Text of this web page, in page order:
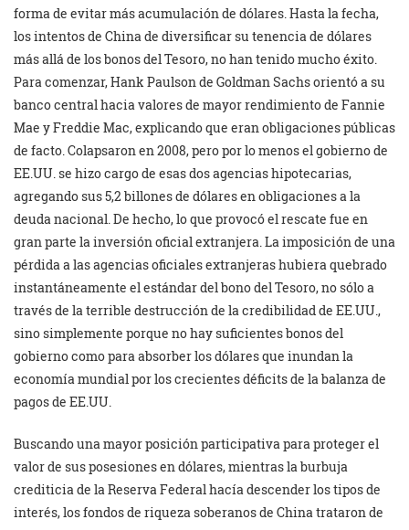
forma de evitar más acumulación de dólares. Hasta la fecha,
los intentos de China de diversificar su tenencia de dólares
más allá de los bonos del Tesoro, no han tenido mucho éxito.
Para comenzar, Hank Paulson de Goldman Sachs orientó a su
banco central hacia valores de mayor rendimiento de Fannie
Mae y Freddie Mac, explicando que eran obligaciones públicas
de facto. Colapsaron en 2008, pero por lo menos el gobierno de
EE.UU. se hizo cargo de esas dos agencias hipotecarias,
agregando sus 5,2 billones de dólares en obligaciones a la
deuda nacional. De hecho, lo que provocó el rescate fue en
gran parte la inversión oficial extranjera. La imposición de una
pérdida a las agencias oficiales extranjeras hubiera quebrado
instantáneamente el estándar del bono del Tesoro, no sólo a
través de la terrible destrucción de la credibilidad de EE.UU.,
sino simplemente porque no hay suficientes bonos del
gobierno como para absorber los dólares que inundan la
economía mundial por los crecientes déficits de la balanza de
pagos de EE.UU.
Buscando una mayor posición participativa para proteger el
valor de sus posesiones en dólares, mientras la burbuja
crediticia de la Reserva Federal hacía descender los tipos de
interés, los fondos de riqueza soberanos de China trataron de